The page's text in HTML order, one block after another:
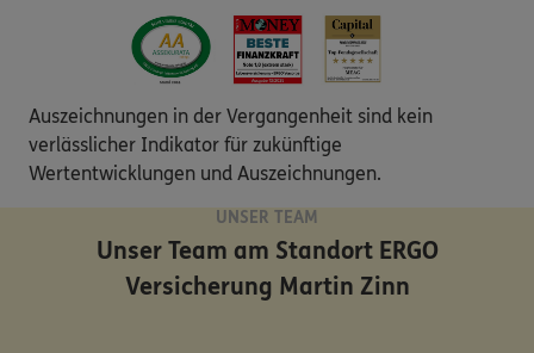
Auszeichnungen in der Vergangenheit sind kein
verlässlicher Indikator für zukünftige
Wertentwicklungen und Auszeichnungen.
UNSER TEAM
Unser Team am StandortERGO
Versicherung Martin Zinn